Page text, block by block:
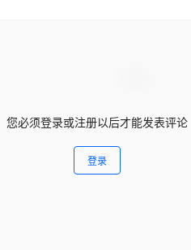
您必须登录或注册以后才能发表评论
登录